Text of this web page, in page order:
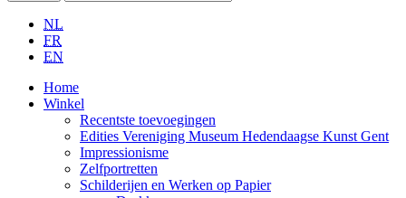
NL
FR
EN
Home
Winkel
Recentste toevoegingen
Edities Vereniging Museum Hedendaagse Kunst Gent
Impressionisme
Zelfportretten
Schilderijen en Werken op Papier